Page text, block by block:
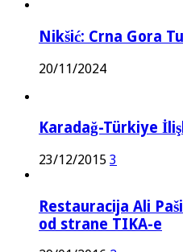
Nikšić: Crna Gora
20/11/2024
Karadağ-Türkiye
23/12/2015 3
Restauracija Ali
od strane TIKA-e